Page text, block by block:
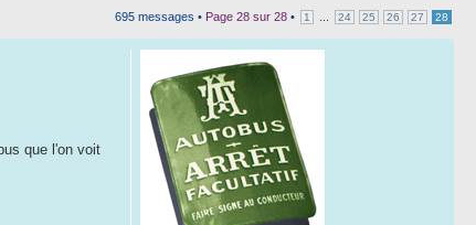
695 messages • Page 28 sur 28 • 1 24 25 26 27 28
que l'on voit